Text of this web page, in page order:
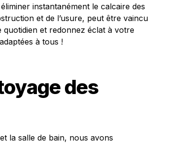
instantanément le calcaire des
et de l’usure, peut être vaincu
et redonnez éclat à votre
à tous !
des
la salle de bain, nous avons